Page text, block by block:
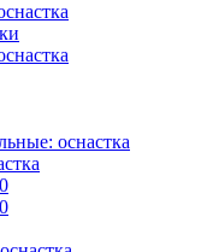
оснастка